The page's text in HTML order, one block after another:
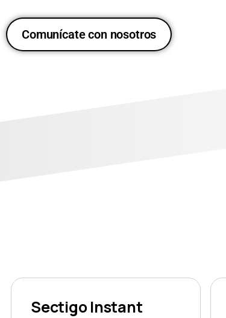
Comunícate con nosotros
Sectigo Instant